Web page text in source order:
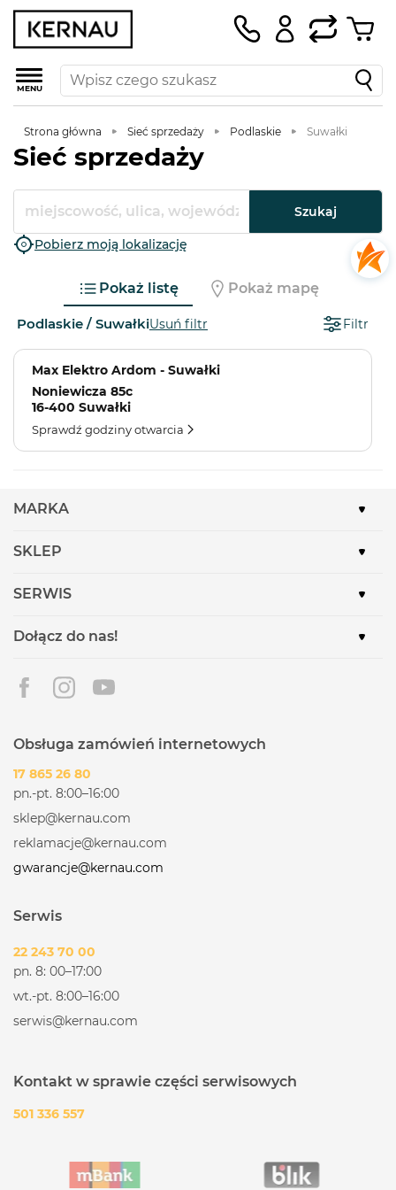
MENU
Strona główna Sieć sprzedaży Podlaskie Suwałki
Sieć sprzedaży
Szukaj
Pobierz moją lokalizację
Pokaż listę Pokaż mapę
Podlaskie / SuwałkiUsuń filtr Filtr
Max Elektro Ardom - Suwałki
Noniewicza 85c
16-400 Suwałki
Sprawdź godziny otwarcia
MARKA
SKLEP
SERWIS
Dołącz do nas!
Obsługa zamówień internetowych
17 865 26 80
pn.-pt. 8:00–16:00
sklep@kernau.com
reklamacje@kernau.com
gwarancje@kernau.com
Serwis
22 243 70 00
pn. 8: 00–17:00
wt.-pt. 8:00–16:00
serwis@kernau.com
Kontakt w sprawie części serwisowych
501 336 557